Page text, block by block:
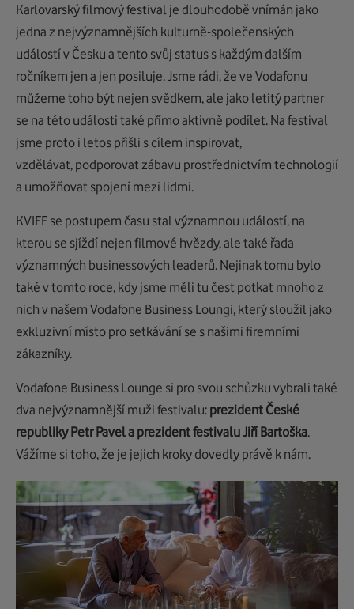
Karlovarský filmový festival je dlouhodobě vnímán jako
jedna z nejvýznamnějších kulturně-společenských
událostí v Česku a tento svůj status s každým dalším
ročníkem jen a jen posiluje. Jsme rádi, že ve Vodafonu
můžeme toho být nejen svědkem, ale jako letitý partner
se na této události také přímo aktivně podílet. Na festival
jsme proto i letos přišli s cílem inspirovat,
vzdělávat, podporovat zábavu prostřednictvím technologií
a umožňovat spojení mezi lidmi.
KVIFF se postupem času stal významnou událostí, na
kterou se sjíždí nejen filmové hvězdy, ale také řada
významných businessových leaderů. Nejinak tomu bylo
také v tomto roce, kdy jsme měli tu čest potkat mnoho z
nich v našem Vodafone Business Loungi, který sloužil jako
exkluzivní místo pro setkávání se s našimi firemními
zákazníky.
Vodafone Business Lounge si pro svou schůzku vybrali také
dva nejvýznamnější muži festivalu: prezident České
republiky Petr Pavel a prezident festivalu Jiří Bartoška.
Vážíme si toho, že je jejich kroky dovedly právě k nám.